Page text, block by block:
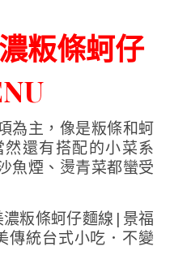
粄條蚵仔
為主，像是粄條和蚵
還有搭配的小菜系
魚煙、燙青菜都蠻受